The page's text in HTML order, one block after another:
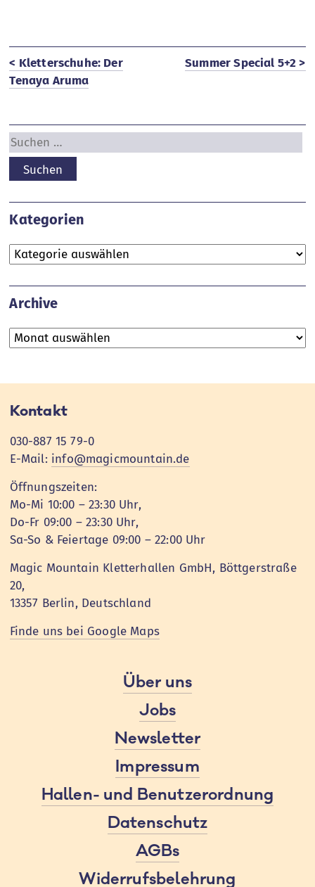
< Kletterschuhe: Der
Tenaya Aruma
Summer Special 5+2 >
Suchen
nach:
Kategorien
Kategorien
Archive
Archive
Kontakt
030-887 15 79-0
E-Mail: info@magicmountain.de
Öffnungszeiten:
Mo-Mi 10:00 – 23:30 Uhr,
Do-Fr 09:00 – 23:30 Uhr,
Sa-So & Feiertage 09:00 – 22:00 Uhr
Magic Mountain Kletterhallen GmbH, Böttgerstraße
20,
13357 Berlin, Deutschland
Finde uns bei Google Maps
Über uns
Jobs
Newsletter
Impressum
Hallen- und Benutzerordnung
Datenschutz
AGBs
Widerrufsbelehrung